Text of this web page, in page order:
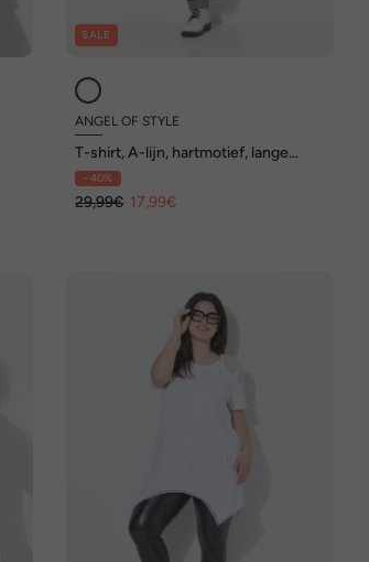
SALE
ANGEL OF STYLE
T-shirt, A-lijn, hartmotief, lange
mouwen
- 40%
29,99€ 17,99€